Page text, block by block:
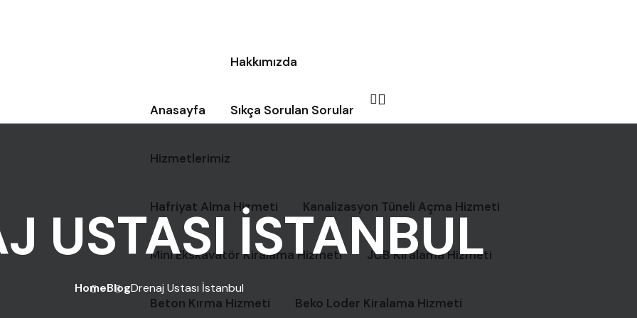
Anasayfa
Hakkımızda
Sıkça Sorulan Sorular
Hizmetlerimiz
Hafriyat Alma Hizmeti Kanalizasyon Tüneli Açma Hizmeti
Mini Ekskavatör Kiralama Hizmeti JCB Kiralama Hizmeti
Beton Kırma Hizmeti Beko Loder Kiralama Hizmeti
USTASI İSTANBUL
HomeBlogDrenaj Ustası İstanbul